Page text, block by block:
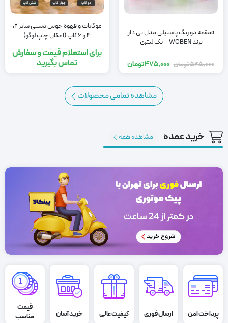
قمقمه دو رنگ پاستیلی مدل نی دار
برند WOBEN – یک لیتری
545,000تومان 475,000تومان
موکاپات و قهوه جوش دستی سایز 2،
4 و 6 کاپ (امکان چاپ لوگو)
برای استعلام قیمت و سفارش
تماس بگیرید
مشاهده تمامی محصولات
خرید عمده مشاهده همه
پرداخت امن ارسال فوری کیفیت عالی خرید آسان
قیمت
مناسب